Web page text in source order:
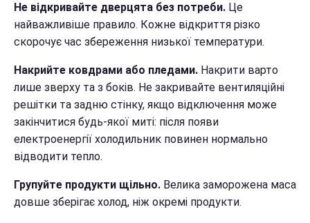
Не відкривайте дверцята без потреби. Це
найважливіше правило. Кожне відкриття різко
скорочує час збереження низької температури.
Накрийте ковдрами або пледами. Накрити варто
лише зверху та з боків. Не закривайте вентиляційні
решітки та задню стінку, якщо відключення може
закінчитися будь-якої миті: після появи
електроенергії холодильник повинен нормально
відводити тепло.
Групуйте продукти щільно. Велика заморожена маса
довше зберігає холод, ніж окремі продукти.